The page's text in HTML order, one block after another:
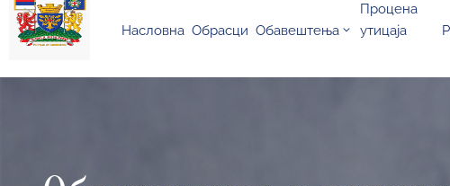
Насловна Обрасци Обавештења
Процена
утицаја